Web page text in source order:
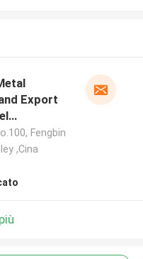
Export
Fengbin
,Cina